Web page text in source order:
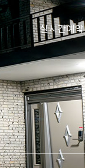
실시간예약